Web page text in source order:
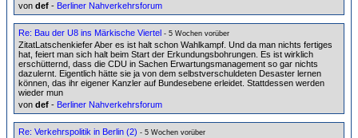
von def - Berliner Nahverkehrsforum
Re: Bau der U8 ins Märkische Viertel - 5 Wochen vorüber
ZitatLatschenkiefer Aber es ist halt schon Wahlkampf. Und da man nichts fertiges
hat, feiert man sich halt beim Start der Erkundungsbohrungen. Es ist wirklich
erschütternd, dass die CDU in Sachen Erwartungsmanagement so gar nichts
dazulernt. Eigentlich hätte sie ja von dem selbstverschuldeten Desaster lernen
können, das ihr eigener Kanzler auf Bundesebene erleidet. Stattdessen werden
wieder mun
von def - Berliner Nahverkehrsforum
Re: Verkehrspolitik in Berlin (2) - 5 Wochen vorüber